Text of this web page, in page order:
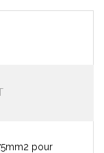
pour